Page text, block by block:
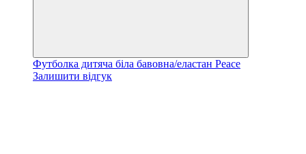
Футболка дитяча біла бавовна/еластан Peace
Залишити відгук